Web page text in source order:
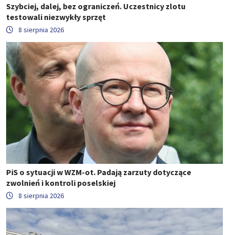
Szybciej, dalej, bez ograniczeń. Uczestnicy zlotu
testowali niezwykły sprzęt
8 sierpnia 2026
PiS o sytuacji w WZM-ot. Padają zarzuty dotyczące
zwolnień i kontroli poselskiej
8 sierpnia 2026